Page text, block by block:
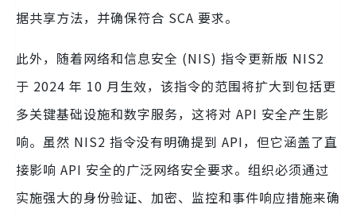
据共享方法，并确保符合 SCA 要求。
此外，随着网络和信息安全 (NIS) 指令更新版 NIS2
于 2024 年 10 月生效，该指令的范围将扩大到包括更
多关键基础设施和数字服务，这将对 API 安全产生影
响。虽然 NIS2 指令没有明确提到 API，但它涵盖了直
接影响 API 安全的广泛网络安全要求。组织必须通过
实施强大的身份验证、加密、监控和事件响应措施来确